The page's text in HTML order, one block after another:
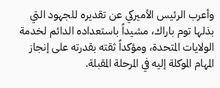
وأعرب الرئيس الأميركي عن تقديره للجهود التي
بذلها توم باراك، مشيداً باستعداده الدائم لخدمة
الولايات المتحدة، ومؤكداً ثقته بقدرته على إنجاز
المهام الموكلة إليه في المرحلة المقبلة.